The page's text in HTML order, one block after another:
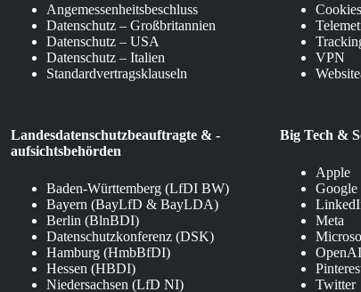
Angemessenheitsbeschluss
Datenschutz – Großbritannien
Datenschutz – USA
Datenschutz – Italien
Standardvertragsklauseln
Landesdatenschutzbeauftragte & -
aufsichtsbehörden
Baden-Württemberg (LfDI BW)
Bayern (BayLfD & BayLDA)
Berlin (BlnBDI)
Datenschutzkonferenz (DSK)
Hamburg (HmbBfDI)
Hessen (HBDI)
Niedersachsen (LfD NI)
Cookies
VPN
Big Tech &
Apple
Google
Meta
OpenAI
Twitter